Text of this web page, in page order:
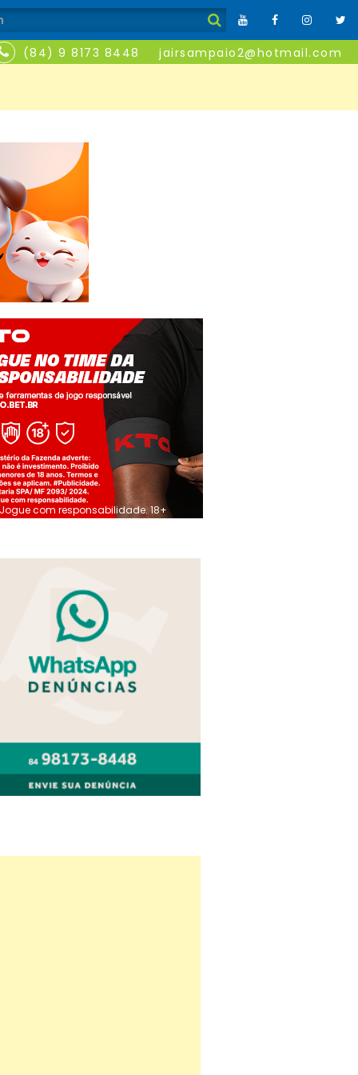
(84) 9 8173 8448 jairsampaio2@hotmail.com
Jogue com responsabilidade. 18+